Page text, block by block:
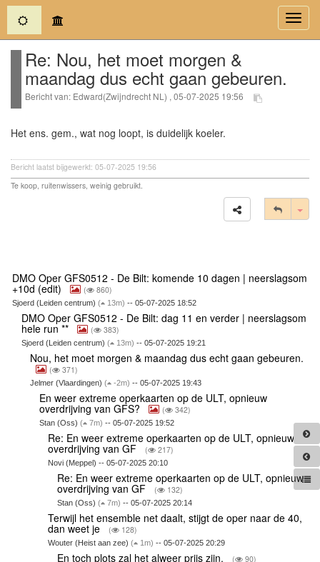
(current)
Re: Nou, het moet morgen &
maandag dus echt gaan gebeuren.
Bericht van: Edward(Zwijndrecht NL) , 05-07-2025 19:56
Het ens. gem., wat nog loopt, is duidelijk koeler.
Bericht laatst bijgewerkt: 05-07-2025 19:56
Te koop, ruitenwissers, weinig gebruikt.
DMO Oper GFS0512 - De Bilt: komende 10 dagen | neerslagsom
+10d (edit) ( 860)
Sjoerd (Leiden centrum) ( 13m) -- 05-07-2025 18:52
DMO Oper GFS0512 - De Bilt: dag 11 en verder | neerslagsom
hele run ** ( 383)
Sjoerd (Leiden centrum) ( 13m) -- 05-07-2025 19:21
Nou, het moet morgen & maandag dus echt gaan gebeuren.
( 371)
Jelmer (Vlaardingen)( -2m) -- 05-07-2025 19:43
En weer extreme operkaarten op de ULT, opnieuw
overdrijving van GFS? ( 342)
Stan (Oss) ( 7m) -- 05-07-2025 19:52
Re: En weer extreme operkaarten op de ULT, opnieuw
overdrijving van GF ( 217)
Novi (Meppel) -- 05-07-2025 20:10
Re: En weer extreme operkaarten op de ULT, opnieuw
overdrijving van GF ( 132)
Stan (Oss) ( 7m) -- 05-07-2025 20:14
Terwijl het ensemble net daalt, stijgt de oper naar de 40,
dan weet je ( 128)
Wouter (Heist aan zee)( 1m) -- 05-07-2025 20:29
En toch plots zal het alweer prijs zijn. ( 90)